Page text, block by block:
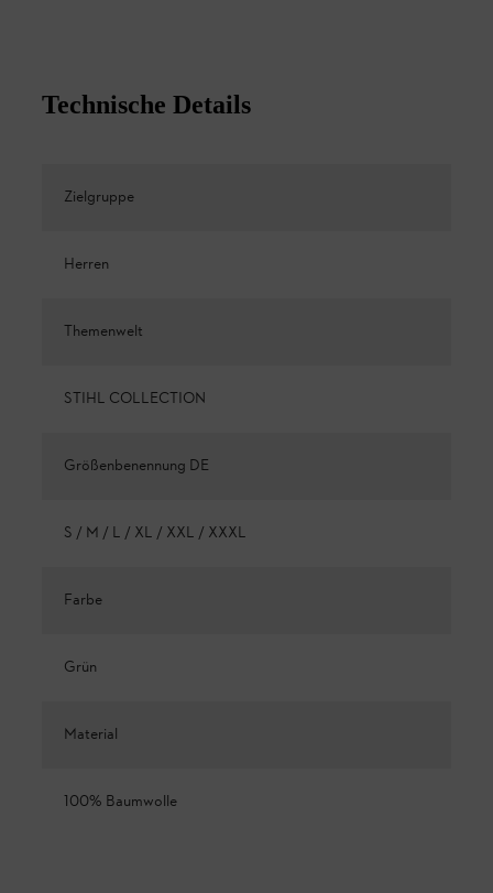
Technische Details
Zielgruppe
Herren
Themenwelt
STIHL COLLECTION
Größenbenennung DE
S / M / L / XL / XXL / XXXL
Farbe
Grün
Material
100% Baumwolle